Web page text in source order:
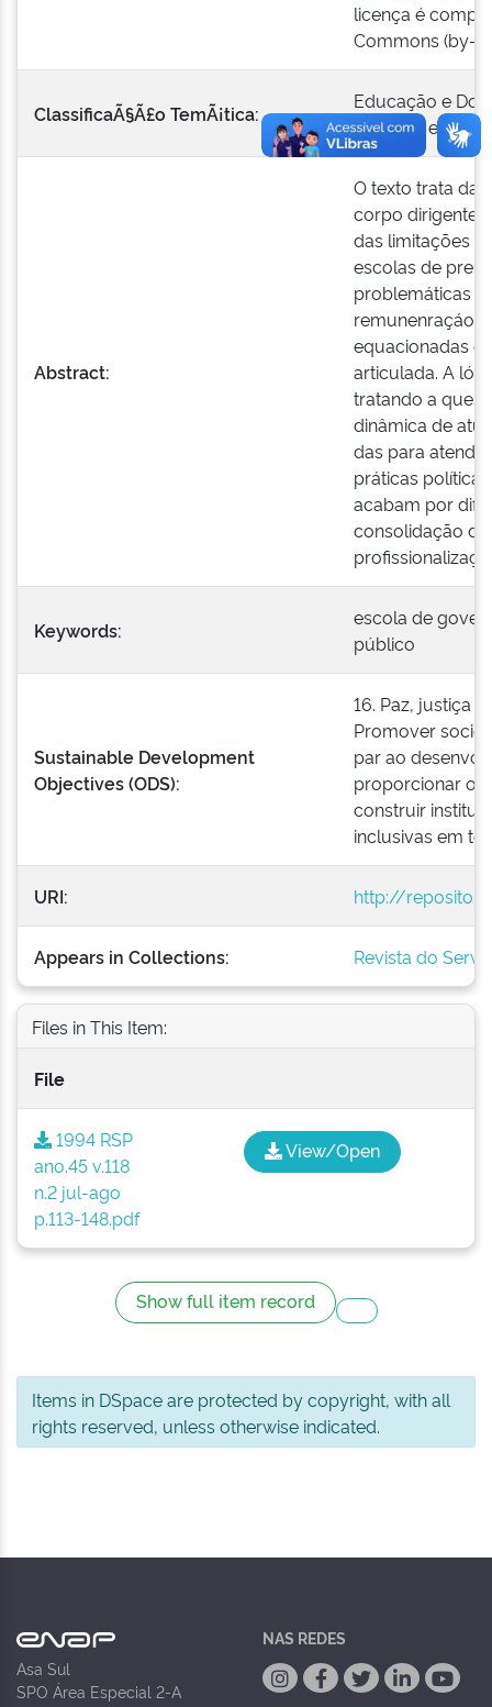
licença é
Commons (by-
ClassificaÃ§Ã£o TemÃ¡tica:
Educação e
Governo e
Abstract:
O texto trata da
corpo dirigente
das limitações à
escolas de
problemáticas
remunenraçáo
equacionadas
articulada. A
tratando a
dinâmica de
das para
práticas
acabam por
consolidação
Keywords:
escola de
público
Sustainable Development
Objectives (ODS):
16. Paz, justiça
Promover
par ao
proporcionar o
construir
inclusivas em
URI: http://
Appears in Collections: Revista do
Files in This Item:
File
1994 RSP
ano.45 v.118
n.2 jul-ago
p.113-148.pdf
View/Open
Show full item record
Items in DSpace are protected by copyright, with all
rights reserved, unless otherwise indicated.
Asa Sul
SPO Área Especial 2-A
NAS REDES